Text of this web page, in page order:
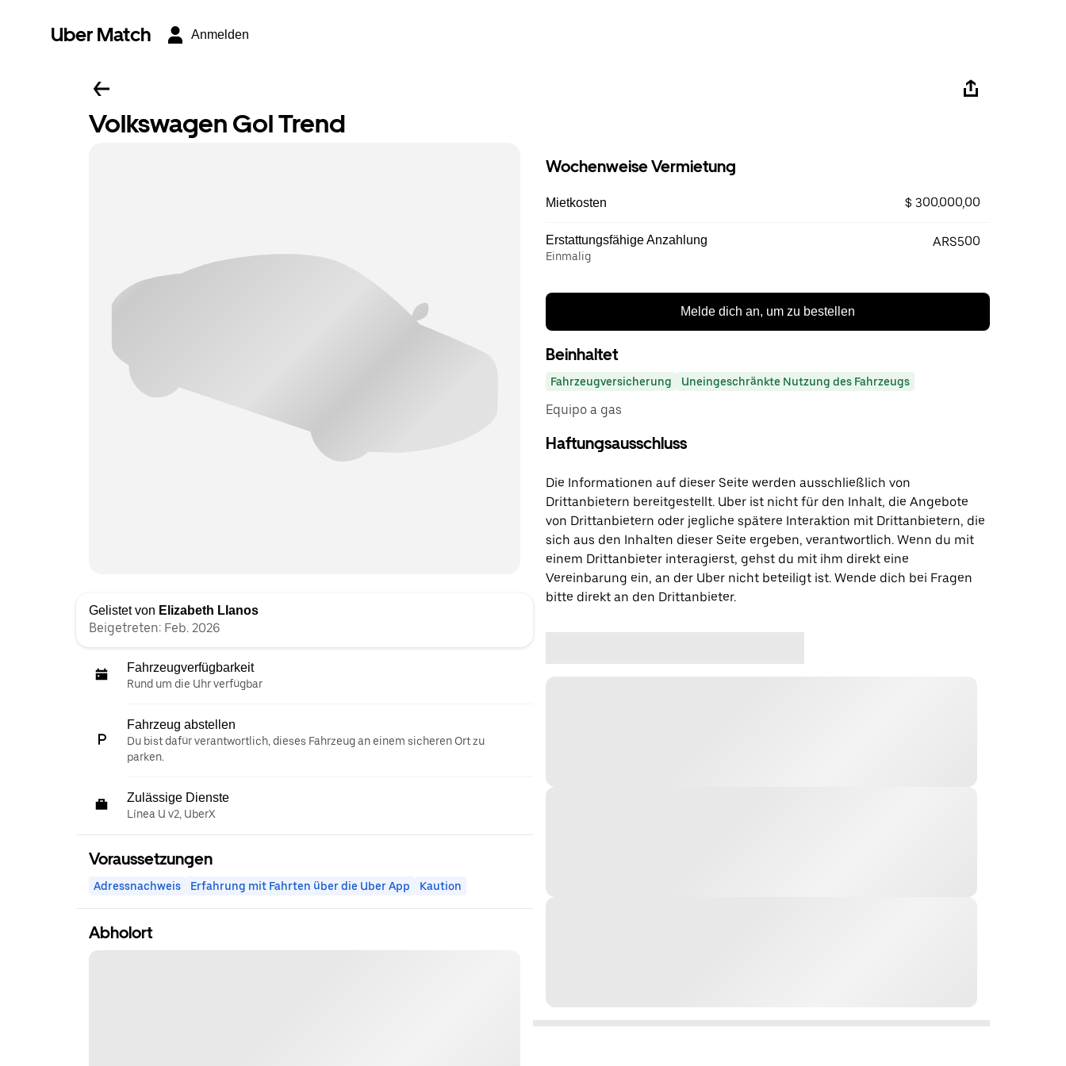
Uber Match Anmelden
Volkswagen Gol Trend
Gelistet von Elizabeth Llanos
Beigetreten: Feb. 2026
Fahrzeugverfügbarkeit
Rund um die Uhr verfügbar
Fahrzeug abstellen
Du bist dafür verantwortlich, dieses Fahrzeug an einem sicheren Ort zu
parken.
Zulässige Dienste
Línea U v2, UberX
Voraussetzungen
Adressnachweis Erfahrung mit Fahrten über die Uber App Kaution
Abholort
Wochenweise Vermietung
Mietkosten $ 300.000,00
Erstattungsfähige Anzahlung
Einmalig
ARS500
Melde dich an, um zu bestellen
Beinhaltet
Fahrzeugversicherung Uneingeschränkte Nutzung des Fahrzeugs
Equipo a gas
Haftungsausschluss
Die Informationen auf dieser Seite werden ausschließlich von
Drittanbietern bereitgestellt. Uber ist nicht für den Inhalt, die Angebote
von Drittanbietern oder jegliche spätere Interaktion mit Drittanbietern, die
sich aus den Inhalten dieser Seite ergeben, verantwortlich. Wenn du mit
einem Drittanbieter interagierst, gehst du mit ihm direkt eine
Vereinbarung ein, an der Uber nicht beteiligt ist. Wende dich bei Fragen
bitte direkt an den Drittanbieter.